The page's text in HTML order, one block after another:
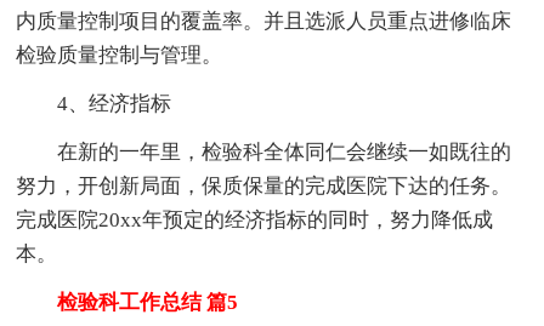
内质量控制项目的覆盖率。并且选派人员重点进修临床
检验质量控制与管理。
4、经济指标
在新的一年里，检验科全体同仁会继续一如既往的
努力，开创新局面，保质保量的完成医院下达的任务。
完成医院20xx年预定的经济指标的同时，努力降低成
本。
检验科工作总结 篇5